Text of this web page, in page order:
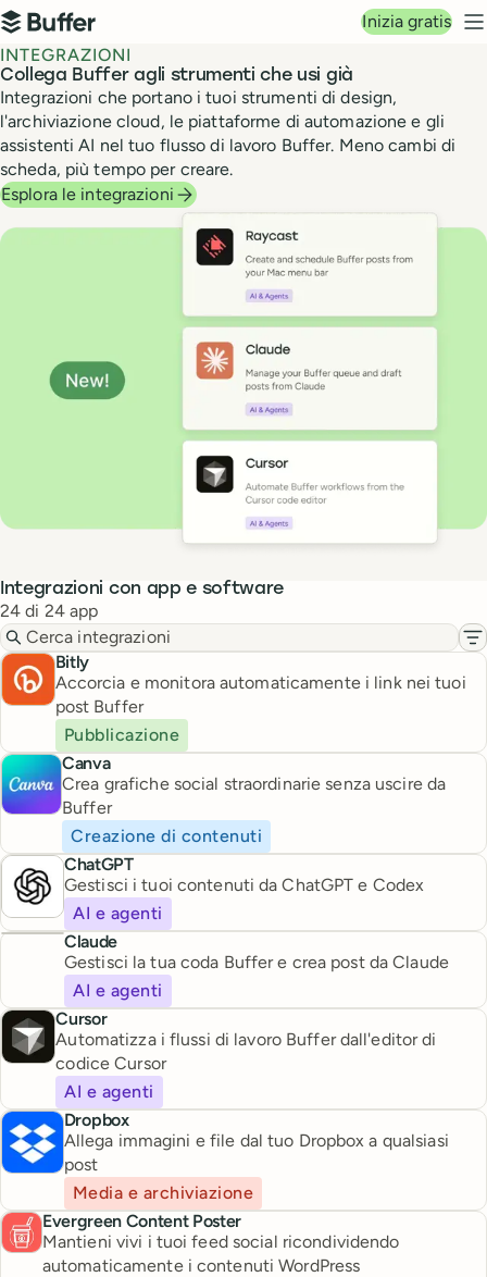
Navigazione principale
Buffer
Inizia gratis
INTEGRAZIONI
Collega Buffer agli strumenti che usi già
Integrazioni che portano i tuoi strumenti di design,
l'archiviazione cloud, le piattaforme di automazione e gli
assistenti AI nel tuo flusso di lavoro Buffer. Meno cambi di
scheda, più tempo per creare.
Esplora le integrazioni
Integrazioni con app e software
24 di 24 app
Cerca integrazioni
Bitly
Accorcia e monitora automaticamente i link nei tuoi
post Buffer
Pubblicazione
Canva
Crea grafiche social straordinarie senza uscire da
Buffer
Creazione di contenuti
ChatGPT
Gestisci i tuoi contenuti da ChatGPT e Codex
AI e agenti
Claude
Gestisci la tua coda Buffer e crea post da Claude
AI e agenti
Cursor
Automatizza i flussi di lavoro Buffer dall'editor di
codice Cursor
AI e agenti
Dropbox
Allega immagini e file dal tuo Dropbox a qualsiasi
post
Media e archiviazione
Evergreen Content Poster
Mantieni vivi i tuoi feed social ricondividendo
automaticamente i contenuti WordPress